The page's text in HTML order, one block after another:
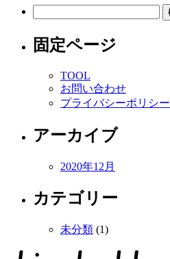
固定ページ
TOOL
お問い合わせ
プライバシーポリシー
アーカイブ
2020年12月
カテゴリー
未分類 (1)